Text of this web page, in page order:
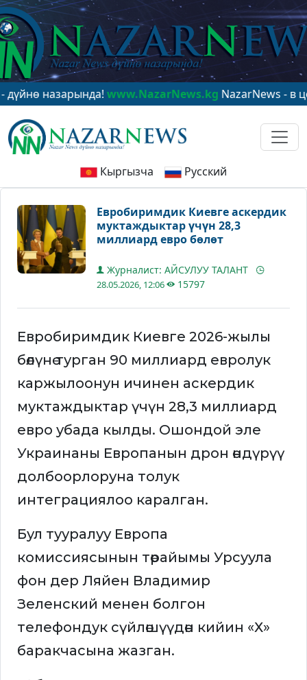
назарында!www.NazarNews.kgNazarNews - в центре
Кыргызча Русский
Евробиримдик Киевге аскердик
муктаждыктар үчүн 28,3
миллиард евро бөлөт
Журналист: АЙСУЛУУ ТАЛАНТ
28.05.2026, 12:06 15797
Евробиримдик Киевге 2026-жылы
бөлүнө турган 90 миллиард евролук
каржылоонун ичинен аскердик
муктаждыктар үчүн 28,3 миллиард
евро убада кылды. Ошондой эле
Украинаны Европанын дрон өндүрүү
долбоорлоруна толук
интеграциялоо каралган.
Бул тууралуу Европа
комиссиясынын төрайымы Урсуула
фон дер Ляйен Владимир
Зеленский менен болгон
телефондук сүйлөшүүдөн кийин «Х»
баракчасына жазган.